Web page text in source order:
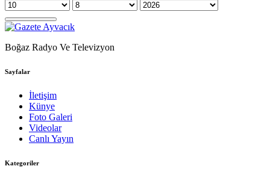
Boğaz Radyo Ve Televizyon
Sayfalar
İletişim
Künye
Foto Galeri
Videolar
Canlı Yayın
Kategoriler